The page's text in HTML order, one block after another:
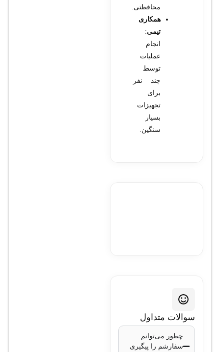
محافظتی.
همکاری
تیمی:
انجام
عملیات
توسط
چند نفر
برای
تجهیزات
بسیار
سنگین.
سوالات متداول
چطور می‌توانم
سفارشم را پیگیری